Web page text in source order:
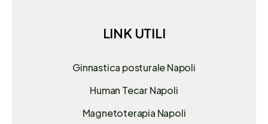
LINK UTILI
Ginnastica posturale Napoli
Human Tecar Napoli
Magnetoterapia Napoli